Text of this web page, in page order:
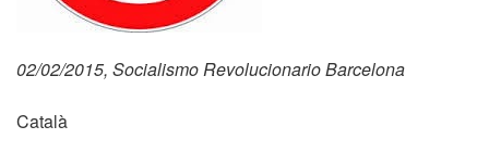
02/02/2015, Socialismo Revolucionario Barcelona
Català